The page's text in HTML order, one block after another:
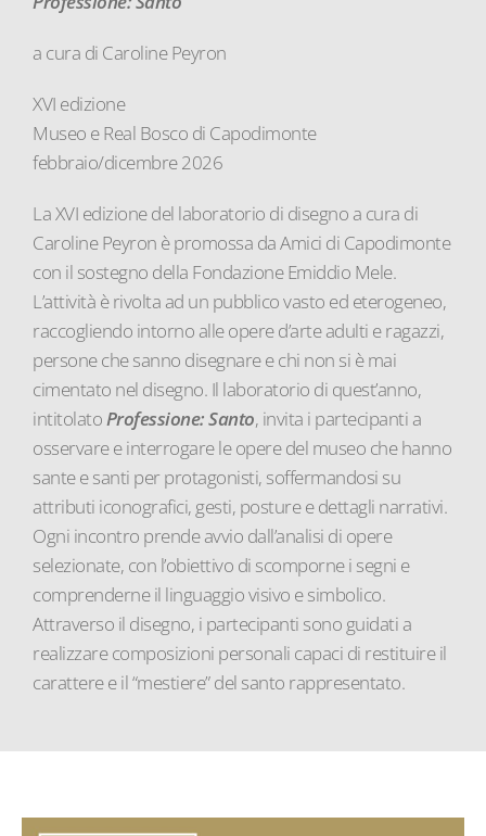
a cura di Caroline Peyron
XVI edizione
Museo e Real Bosco di Capodimonte
febbraio/dicembre 2026
La XVI edizione del laboratorio di disegno a cura di
Caroline Peyron è promossa da Amici di Capodimonte
con il sostegno della Fondazione Emiddio Mele.
L’attività è rivolta ad un pubblico vasto ed eterogeneo,
raccogliendo intorno alle opere d’arte adulti e ragazzi,
persone che sanno disegnare e chi non si è mai
cimentato nel disegno. Il laboratorio di quest’anno,
intitolatoProfessione: Santo, invita i partecipanti a
osservare e interrogare le opere del museo che hanno
sante e santi per protagonisti, soffermandosi su
attributi iconografici, gesti, posture e dettagli narrativi.
Ogni incontro prende avvio dall’analisi di opere
selezionate, con l’obiettivo di scomporne i segni e
comprenderne il linguaggio visivo e simbolico.
Attraverso il disegno, i partecipanti sono guidati a
realizzare composizioni personali capaci di restituire il
carattere e il “mestiere” del santo rappresentato.